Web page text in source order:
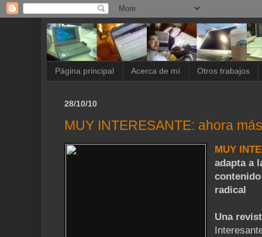
Página principal Acerca de mí Otros trabajos
28/10/10
MUY INTERESANTE: ahora
MUY
adapta a
radical
Una